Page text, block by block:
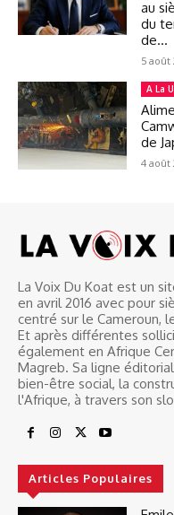
au
du
de...
5 août
A La
de
4 août
La Voix Du Koat est un
en avril 2016 avec pour
centré sur le Cameroun,
Et après différentes
également en Afrique
Magreb. Sa ligne
bien-être social, la
l'Afrique, à travers son
Articles Populaires